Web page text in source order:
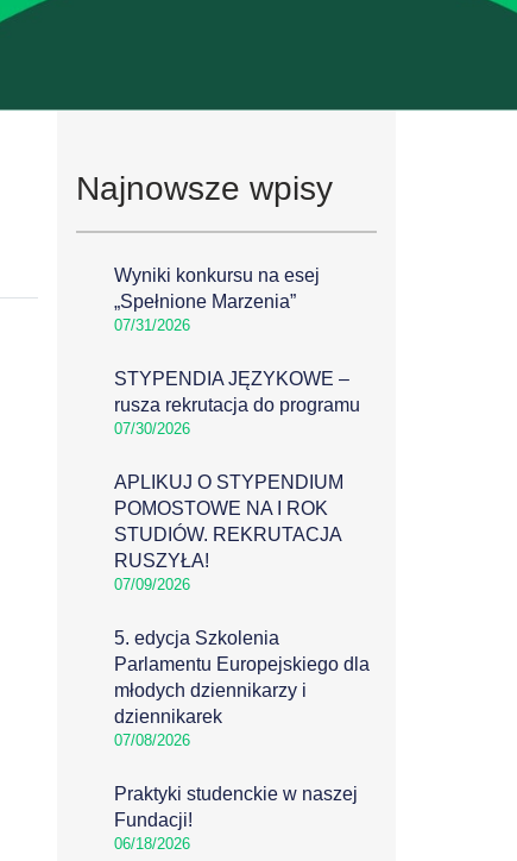
Najnowsze wpisy
Wyniki konkursu na esej
„Spełnione Marzenia”
07/31/2026
STYPENDIA JĘZYKOWE –
rusza rekrutacja do programu
07/30/2026
APLIKUJ O STYPENDIUM
POMOSTOWE NA I ROK
STUDIÓW. REKRUTACJA
RUSZYŁA!
07/09/2026
5. edycja Szkolenia
Parlamentu Europejskiego dla
młodych dziennikarzy i
dziennikarek
07/08/2026
Praktyki studenckie w naszej
Fundacji!
06/18/2026